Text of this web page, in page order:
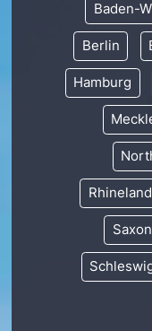
Baden-
Berlin
Hamburg